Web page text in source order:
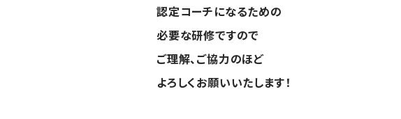
認定コーチになるための
必要な研修ですので
ご理解、ご協力のほど
よろしくお願いいたします！